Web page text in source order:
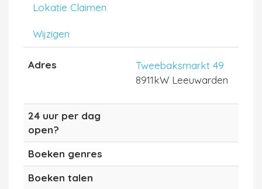
Lokatie Claimen
Wijzigen
Adres
Tweebaksmarkt 49
8911kW Leeuwarden
24 uur per dag
open?
Boeken genres
Boeken talen